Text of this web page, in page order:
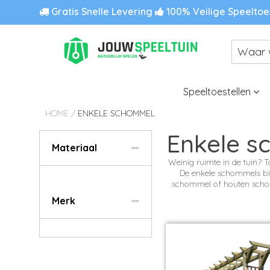
Gratis Snelle Levering 100% Veilige
Speeltoestellen
HOME / ENKELE SCHOMMEL
Materiaal
Merk
Enkele
Weinig ruimte in de tuin?
De enkele schommels
schommel of houten